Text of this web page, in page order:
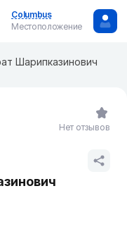
Columbus
Местоположение
Шарипказинович
Нет отзывов